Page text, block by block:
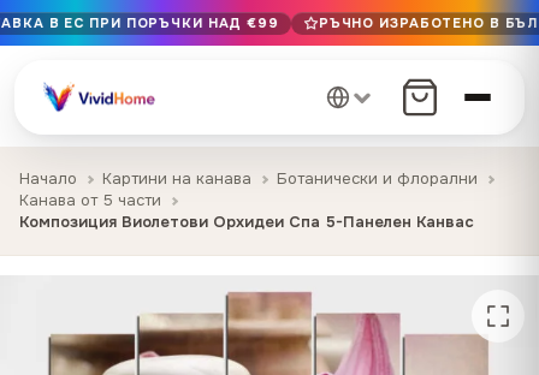
Безплатна доставка в ЕС при поръчки над €99
Ръчно изработено в България · Доставка 1–7 дни в ЕС
12+ години на майсторство · Само първокласни
В ЕС ПРИ ПОРЪЧКИ НАД €99 РЪЧНО ИЗРАБОТЕНО В
Начало Картини на канава
Ботанически и флорални
Канава от 5 части
Композиция Виолетови Орхидеи Спа 5-Панелен Канвас